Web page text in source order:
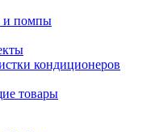
и помпы
кондиционеров
товары